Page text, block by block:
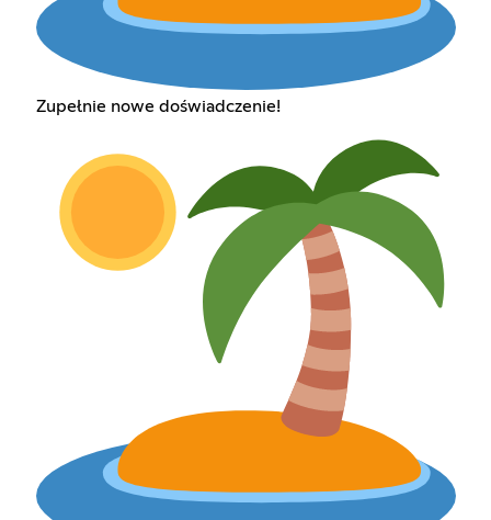
Zupełnie nowe doświadczenie!